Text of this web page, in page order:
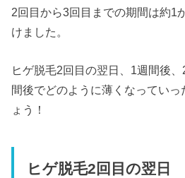
2回目から3回目までの期間は約1
けました。
ヒゲ脱毛2回目の翌日、1週間後
間後でどのように薄くなってい
ょう！
ヒゲ脱毛2回目の翌日